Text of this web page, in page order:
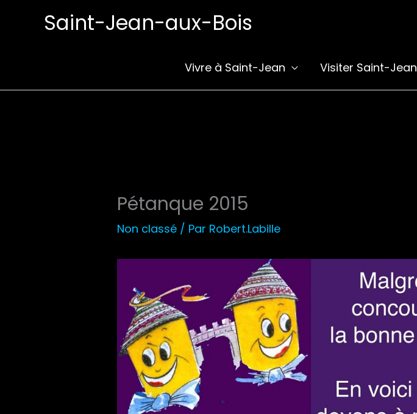
Saint-Jean-aux-Bois
Vivre à Saint-Jean Visiter Saint-Jean
Pétanque 2015
Non classé / Par Robert.Labille